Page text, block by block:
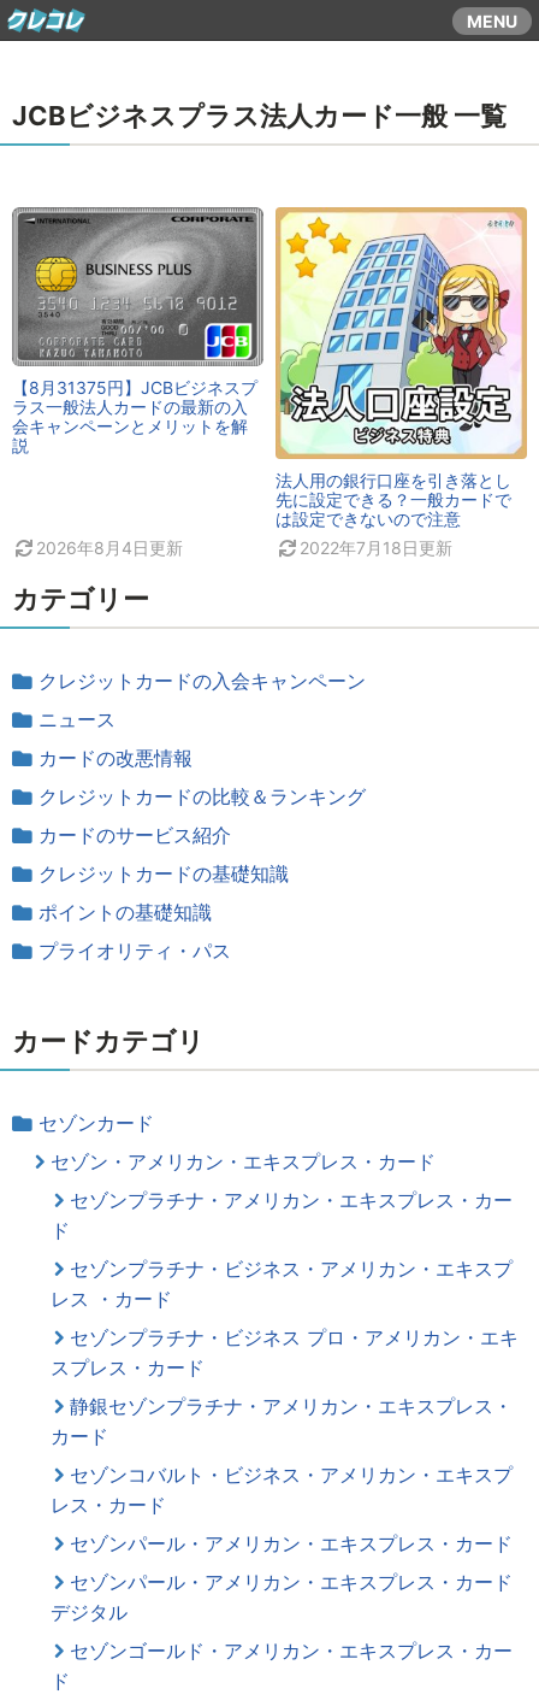
コ
ン
ス
MENU
JCBビジネスプラス法人カード一般 一覧
【8月31375円】JCBビジネスプ
ラス一般法人カードの最新の入
会キャンペーンとメリットを解
説
2026年8月4日更新
法人用の銀行口座を引き落とし
先に設定できる？一般カードで
は設定できないので注意
2022年7月18日更新
カテゴリー
クレジットカードの入会キャンペーン
ニュース
カードの改悪情報
クレジットカードの比較＆ランキング
カードのサービス紹介
クレジットカードの基礎知識
ポイントの基礎知識
プライオリティ・パス
カードカテゴリ
セゾンカード
セゾン・アメリカン・エキスプレス・カード
セゾンプラチナ・アメリカン・エキスプレス・カー
ド
セゾンプラチナ・ビジネス・アメリカン・エキスプ
レス ・カード
セゾンプラチナ・ビジネス プロ・アメリカン・エキ
スプレス・カード
静銀セゾンプラチナ・アメリカン・エキスプレス・
カード
セゾンコバルト・ビジネス・アメリカン・エキスプ
レス・カード
セゾンパール・アメリカン・エキスプレス・カード
セゾンパール・アメリカン・エキスプレス・カード
デジタル
セゾンゴールド・アメリカン・エキスプレス・カー
ド